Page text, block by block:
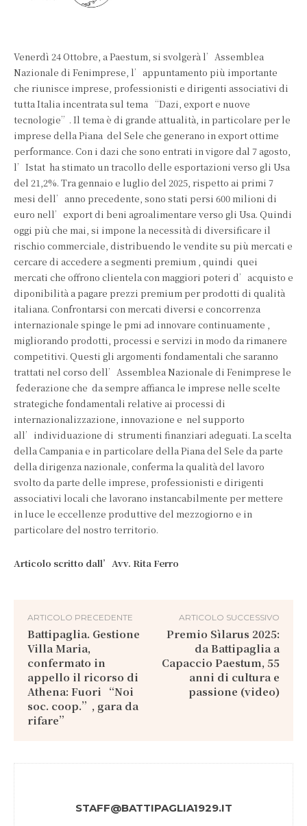
Venerdì 24 Ottobre, a Paestum, si svolgerà l’Assemblea
Nazionale di Fenimprese, l’appuntamento più importante
che riunisce imprese, professionisti e dirigenti associativi di
tutta Italia incentrata sul tema “Dazi, export e nuove
tecnologie”. Il tema è di grande attualità, in particolare per le
imprese della Piana del Sele che generano in export ottime
performance. Con i dazi che sono entrati in vigore dal 7 agosto,
l’Istat ha stimato un tracollo delle esportazioni verso gli Usa
del 21,2%. Tra gennaio e luglio del 2025, rispetto ai primi 7
mesi dell’anno precedente, sono stati persi 600 milioni di
euro nell’export di beni agroalimentare verso gli Usa. Quindi
oggi più che mai, si impone la necessità di diversificare il
rischio commerciale, distribuendo le vendite su più mercati e
cercare di accedere a segmenti premium , quindi quei
mercati che offrono clientela con maggiori poteri d’acquisto e
diponibilità a pagare prezzi premium per prodotti di qualità
italiana. Confrontarsi con mercati diversi e concorrenza
internazionale spinge le pmi ad innovare continuamente ,
migliorando prodotti, processi e servizi in modo da rimanere
competitivi. Questi gli argomenti fondamentali che saranno
trattati nel corso dell’Assemblea Nazionale di Fenimprese le
federazione che da sempre affianca le imprese nelle scelte
strategiche fondamentali relative ai processi di
internazionalizzazione, innovazione e nel supporto
all’individuazione di strumenti finanziari adeguati. La scelta
della Campania e in particolare della Piana del Sele da parte
della dirigenza nazionale, conferma la qualità del lavoro
svolto da parte delle imprese, professionisti e dirigenti
associativi locali che lavorano instancabilmente per mettere
in luce le eccellenze produttive del mezzogiorno e in
particolare del nostro territorio.
Articolo scritto dall’Avv. Rita Ferro
ARTICOLO PRECEDENTE
Battipaglia. Gestione
Villa Maria,
confermato in
appello il ricorso di
Athena: Fuori “Noi
soc. coop.”, gara da
rifare”
ARTICOLO SUCCESSIVO
Premio Sìlarus 2025:
da Battipaglia a
Capaccio Paestum, 55
anni di cultura e
passione (video)
STAFF@BATTIPAGLIA1929.IT